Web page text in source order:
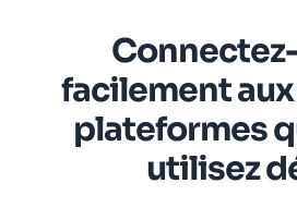
facilement
plateformes
utilisez